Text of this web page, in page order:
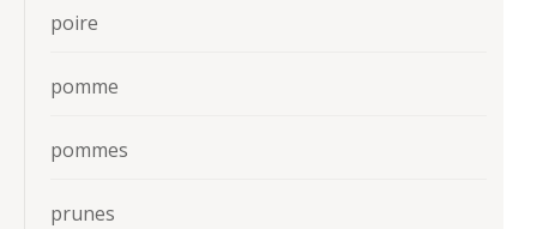
poire
pomme
pommes
prunes